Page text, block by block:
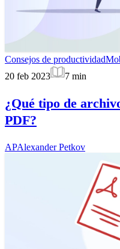
Consejos de productividad
20 feb 2023
7 min
¿Qué tipo de
PDF?
APAlexander Petkov